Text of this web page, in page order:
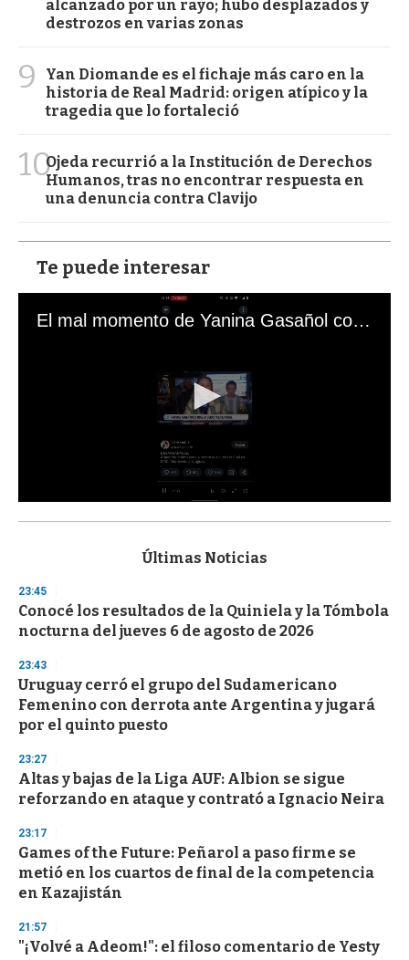
alcanzado por un rayo; hubo desplazados y
destrozos en varias zonas
9
Yan Diomande es el fichaje más caro en la
historia de Real Madrid: origen atípico y la
tragedia que lo fortaleció
10Ojeda recurrió a la Institución de Derechos
Humanos, tras no encontrar respuesta en
una denuncia contra Clavijo
Te puede interesar
El mal momento de Yanina Gasañol con un hincha argentino en "Subrayado"
s
d
s
o
f
3
s
e
c
o
d
s
Últimas Noticias
23:45
Conocé los resultados de la Quiniela y la Tómbola
nocturna del jueves 6 de agosto de 2026
23:43
Uruguay cerró el grupo del Sudamericano
Femenino con derrota ante Argentina y jugará
por el quinto puesto
23:27
Altas y bajas de la Liga AUF: Albion se sigue
reforzando en ataque y contrató a Ignacio Neira
23:17
Games of the Future: Peñarol a paso firme se
metió en los cuartos de final de la competencia
en Kazajistán
21:57
"¡Volvé a Adeom!": el filoso comentario de Yesty